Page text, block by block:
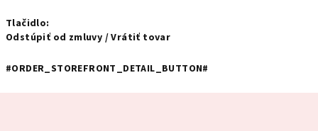
Tlačidlo:
Odstúpiť od zmluvy / Vrátiť tovar
#ORDER_STOREFRONT_DETAIL_BUTTON#